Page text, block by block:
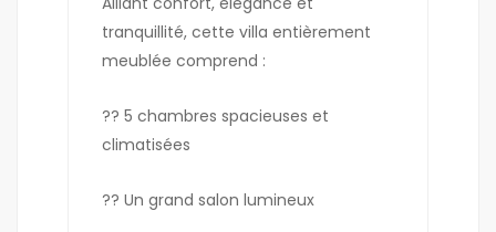
tranquillité, cette villa entièrement
meublée comprend :
?? 5 chambres spacieuses et
climatisées
?? Un grand salon lumineux